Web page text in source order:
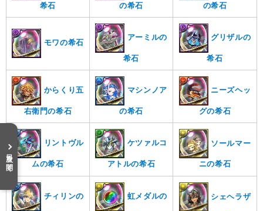
希石 の希石 の希石
モワの希石
アーミルの
希石
グリザルの
希石
からくり五
右衛門の希石
マシンノア
の希石
ニーズヘッ
グの希石
リントヴル
ムの希石
ケツァルコ
アトルの希石
ソールマー
ニの希石
チィリンの 虹メダルの シェヘラザ
目次を開く